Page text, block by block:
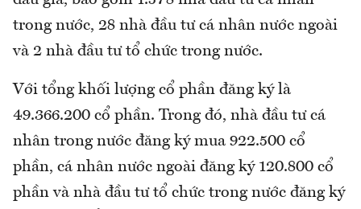
trong nước, 28 nhà đầu tư cá nhân nước ngoài
và 2 nhà đầu tư tổ chức trong nước.
Với tổng khối lượng cổ phần đăng ký là
49.366.200 cổ phần. Trong đó, nhà đầu tư cá
nhân trong nước đăng ký mua 922.500 cổ
phần, cá nhân nước ngoài đăng ký 120.800 cổ
phần và nhà đầu tư tổ chức trong nước đăng ký